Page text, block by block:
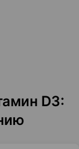
D3: